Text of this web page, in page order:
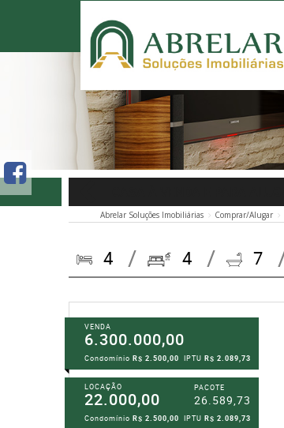
Abrelar Soluções Imobiliárias Comprar/Alugar
4 4 7
VENDA
6.300.000,00
Condomínio R$ 2.500,00 IPTU R$ 2.089,73
LOCAÇÃO
22.000,00
PACOTE
26.589,73
Condomínio R$ 2.500,00 IPTU R$ 2.089,73